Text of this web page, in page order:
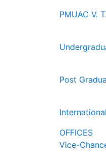
PMUAC V.
Post
OFFICES
Vice-